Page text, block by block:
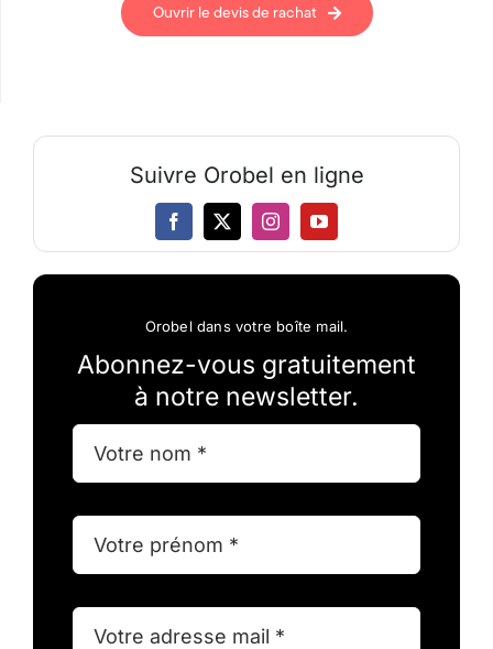
Ouvrir le devis de rachat
Suivre Orobel en ligne
Orobel dans votre boîte mail.
Abonnez-vous gratuitement
à notre newsletter.